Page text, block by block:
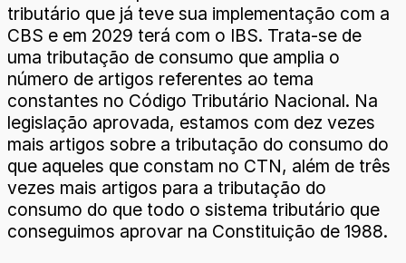
tributário que já teve sua implementação com a
CBS e em 2029 terá com o IBS. Trata-se de
uma tributação de consumo que amplia o
número de artigos referentes ao tema
constantes no Código Tributário Nacional. Na
legislação aprovada, estamos com dez vezes
mais artigos sobre a tributação do consumo do
que aqueles que constam no CTN, além de três
vezes mais artigos para a tributação do
consumo do que todo o sistema tributário que
conseguimos aprovar na Constituição de 1988.